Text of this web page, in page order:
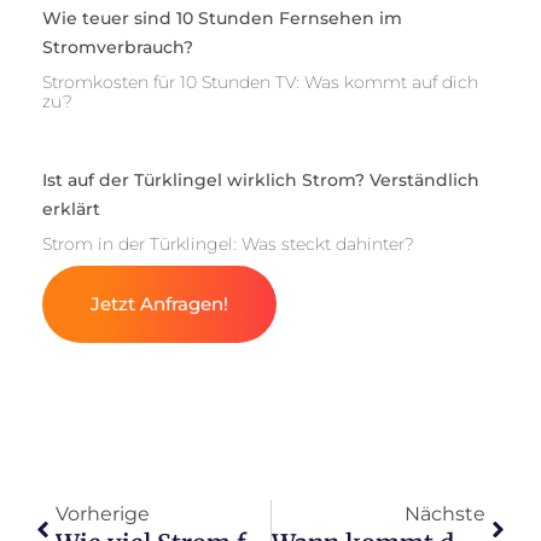
Wie teuer sind 10 Stunden Fernsehen im
Stromverbrauch?
Stromkosten für 10 Stunden TV: Was kommt auf dich
zu?
Ist auf der Türklingel wirklich Strom? Verständlich
erklärt
Strom in der Türklingel: Was steckt dahinter?
Jetzt Anfragen!
Vorherige Nächste